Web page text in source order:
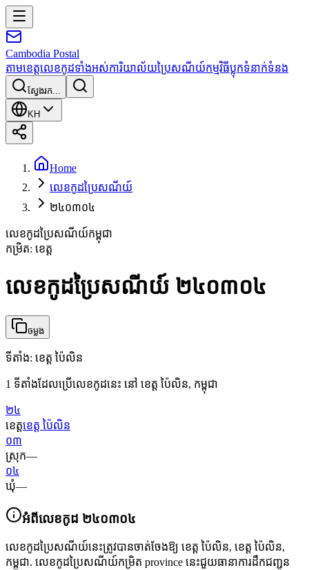
Cambodia Postal
តាមខេត្តលេខកូដទាំងអស់ការិយាល័យប្រៃសណីយ៍កម្មវិធីប្លុកទំនាក់ទំនង
ស្វែងរក...
KH
Home
លេខកូដប្រៃសណីយ៍
២៤០៣០៤
លេខកូដប្រៃសណីយ៍កម្ពុជា
កម្រិត: ខេត្ត
លេខកូដប្រៃសណីយ៍ ២៤០៣០៤
ចម្លង
ទីតាំង: ខេត្ត ប៉ៃលិន
1 ទីតាំងដែលប្រើលេខកូដនេះ នៅ ខេត្ត ប៉ៃលិន, កម្ពុជា
២៤
ខេត្តខេត្ត ប៉ៃលិន
០៣
ស្រុក—
០៤
ឃុំ—
អំពីលេខកូដ ២៤០៣០៤
លេខកូដប្រៃសណីយ៍នេះត្រូវបានចាត់ចែងឱ្យ ខេត្ត ប៉ៃលិន, ខេត្ត ប៉ៃលិន,
កម្ពុជា. លេខកូដប្រៃសណីយ៍កម្រិត province នេះជួយធានាការដឹកជញ្ជូន